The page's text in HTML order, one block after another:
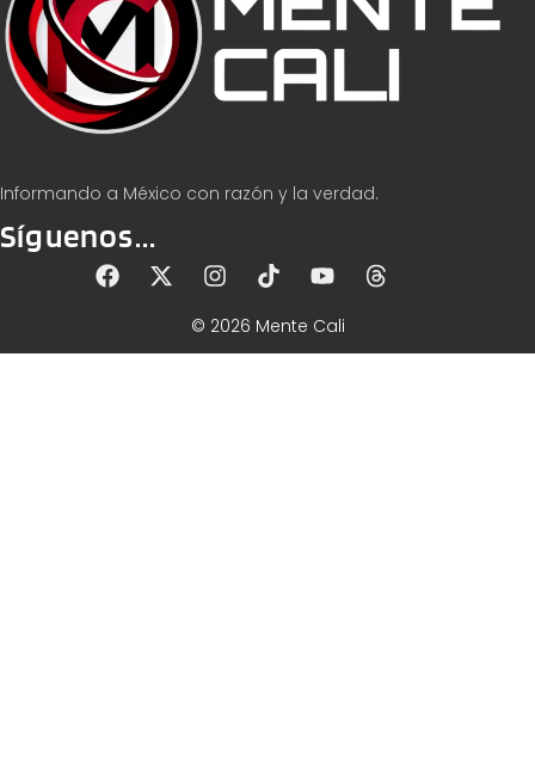
Informando a México con razón y la verdad.
Síguenos...
© 2026 Mente Cali